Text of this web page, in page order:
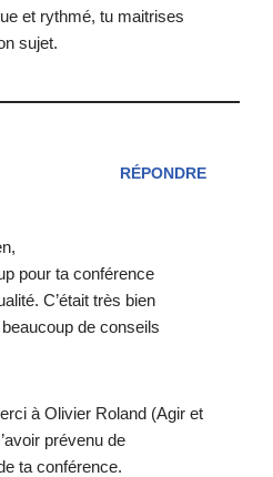
et rythmé, tu maitrises
sujet.
RÉPONDRE
pour ta conférence
C’était très bien
de conseils
à Olivier Roland (Agir et
prévenu de
ta conférence.